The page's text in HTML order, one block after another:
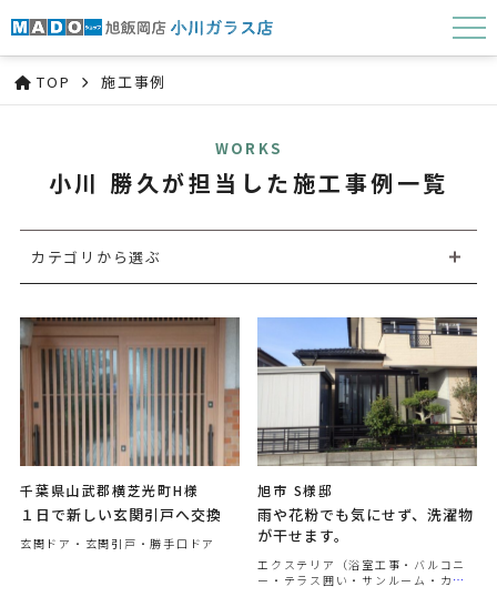
TOP 施工事例
WORKS
小川 勝久が担当した施工事例一覧
カテゴリから選ぶ
千葉県山武郡横芝光町H様
１日で新しい玄関引戸へ交換
玄関ドア・玄関引戸・勝手口ドア
旭市 S様邸
雨や花粉でも気にせず、洗濯物
が干せます。
エクステリア（浴室工事・バルコニ
ー・テラス囲い・サンルーム・カー